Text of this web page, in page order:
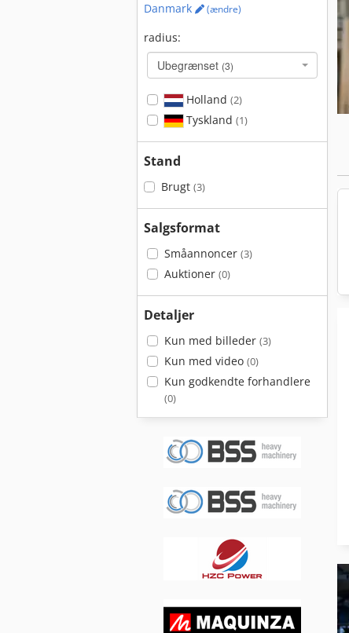
Danmark
(ændre)
radius:
Ubegrænset (3)
Holland (2)
Tyskland (1)
Stand
Brugt (3)
Salgsformat
Småannoncer (3)
Auktioner (0)
Detaljer
Kun med billeder (3)
Kun med video (0)
Kun godkendte forhandlere
(0)